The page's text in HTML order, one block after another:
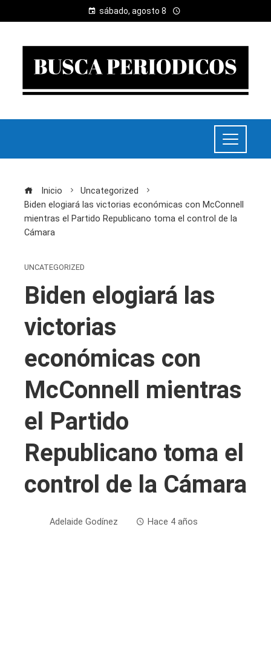
sábado, agosto 8
Inicio
Uncategorized
Biden elogiará las victorias económicas con McConnell
mientras el Partido Republicano toma el control de la
Cámara
UNCATEGORIZED
Biden elogiará las
victorias
económicas con
McConnell mientras
el Partido
Republicano toma el
control de la Cámara
Adelaide Godínez Hace 4 años